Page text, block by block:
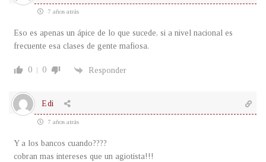
7 años atrás
Eso es apenas un ápice de lo que sucede, si a nivel nacional es
frecuente esa clases de gente mafiosa.
0 0 Responder
Edi
7 años atrás
Y a los bancos cuando????
cobran mas intereses que un agiotista!!!